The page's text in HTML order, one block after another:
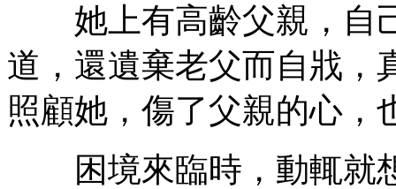
她上有高齡父親，自
道，還遺棄老父而自戕，
照顧她，傷了父親的心，
困境來臨時，動輒就